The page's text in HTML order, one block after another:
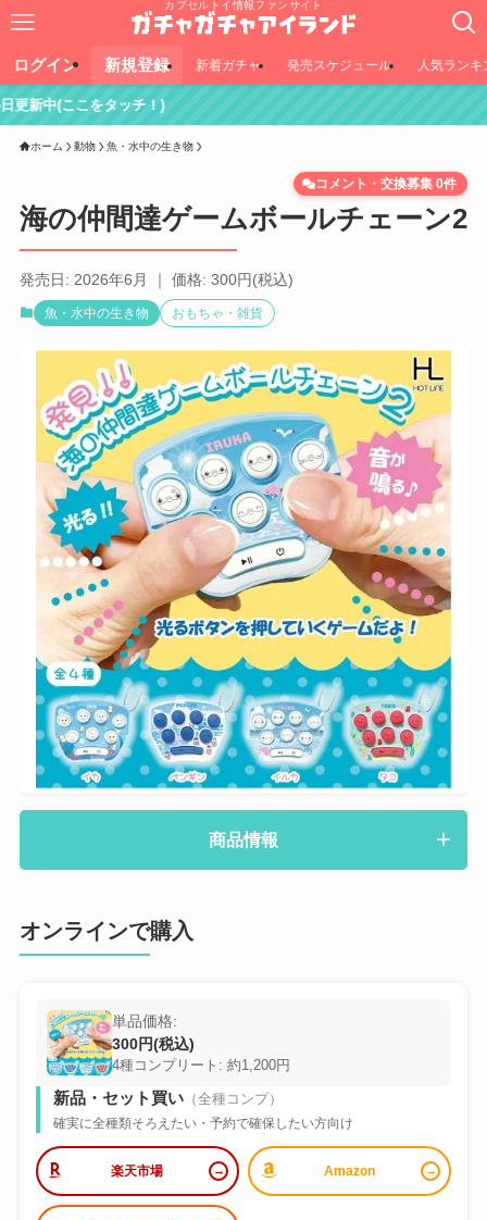
カプセルトイ情報ファンサイト
ログイン 新規登録 新着ガチャ 発売スケジュール 人気ランキ
ッチ！)
ホーム 動物 魚・水中の生き物
海の仲間達ゲームボールチェーン2
コメント・交換募集 0件
発売日: 2026年6月 ｜ 価格: 300円(税込)
魚・水中の生き物 おもちゃ・雑貨
商品情報
オンラインで購入
単品価格:
300円(税込)
4種コンプリート: 約1,200円
新品・セット買い（全種コンプ）
確実に全種類そろえたい・予約で確保したい方向け
楽天市場 Amazon